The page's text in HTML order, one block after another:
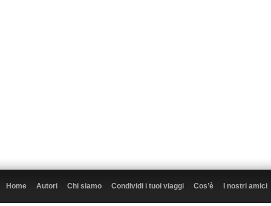
Home Autori Chi siamo Condividi i tuoi viaggi Cos’è I nostri amici